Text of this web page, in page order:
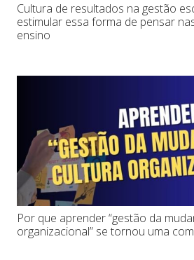
Cultura de resultados na gestão
estimular essa forma de pensar
ensino
Por que aprender “gestão da
organizacional” se tornou uma